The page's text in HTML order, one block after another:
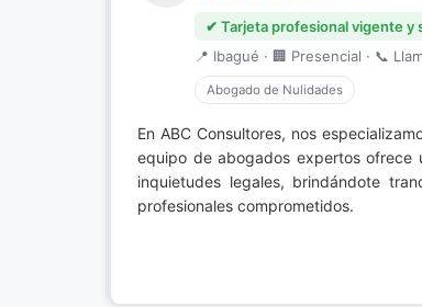
✔ Tarjeta profesional vigente y
📍 Ibagué · 🏢 Presencial · 📞
Abogado de Nulidades
En ABC Consultores, nos
equipo de abogados expertos ofrece
inquietudes legales, brindándote
profesionales comprometidos.